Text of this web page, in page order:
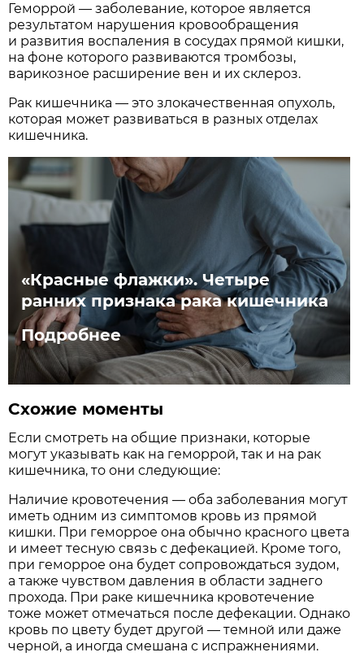
Геморрой — заболевание, которое является
результатом нарушения кровообращения
и развития воспаления в сосудах прямой кишки,
на фоне которого развиваются тромбозы,
варикозное расширение вен и их склероз.
Рак кишечника — это злокачественная опухоль,
которая может развиваться в разных отделах
кишечника.
«Красные флажки». Четыре
ранних признака рака кишечника
Подробнее
Схожие моменты
Если смотреть на общие признаки, которые
могут указывать как на геморрой, так и на рак
кишечника, то они следующие:
Наличие кровотечения — оба заболевания могут
иметь одним из симптомов кровь из прямой
кишки. При геморрое она обычно красного цвета
и имеет тесную связь с дефекацией. Кроме того,
при геморрое она будет сопровождаться зудом,
а также чувством давления в области заднего
прохода. При раке кишечника кровотечение
тоже может отмечаться после дефекации. Однако
кровь по цвету будет другой — темной или даже
черной, а иногда смешана с испражнениями.